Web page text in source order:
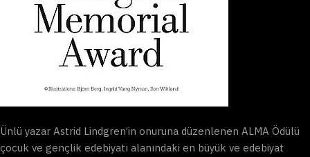
Ünlü yazar Astrid Lindgren’in onuruna düzenlenen ALMA Ödülü
çocuk ve gençlik edebiyatı alanındaki en büyük ve edebiyat